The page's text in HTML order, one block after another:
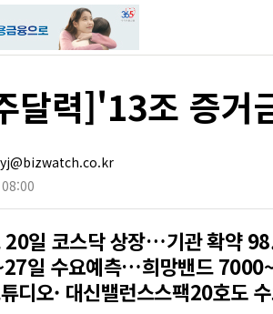
달력]'13조 증거
08:00
20일 코스닥 상장…기관 확약
일 수요예측…희망밴드
디오· 대신밸런스스팩20호도